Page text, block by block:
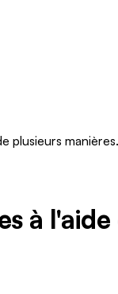
plusieurs manières.
à